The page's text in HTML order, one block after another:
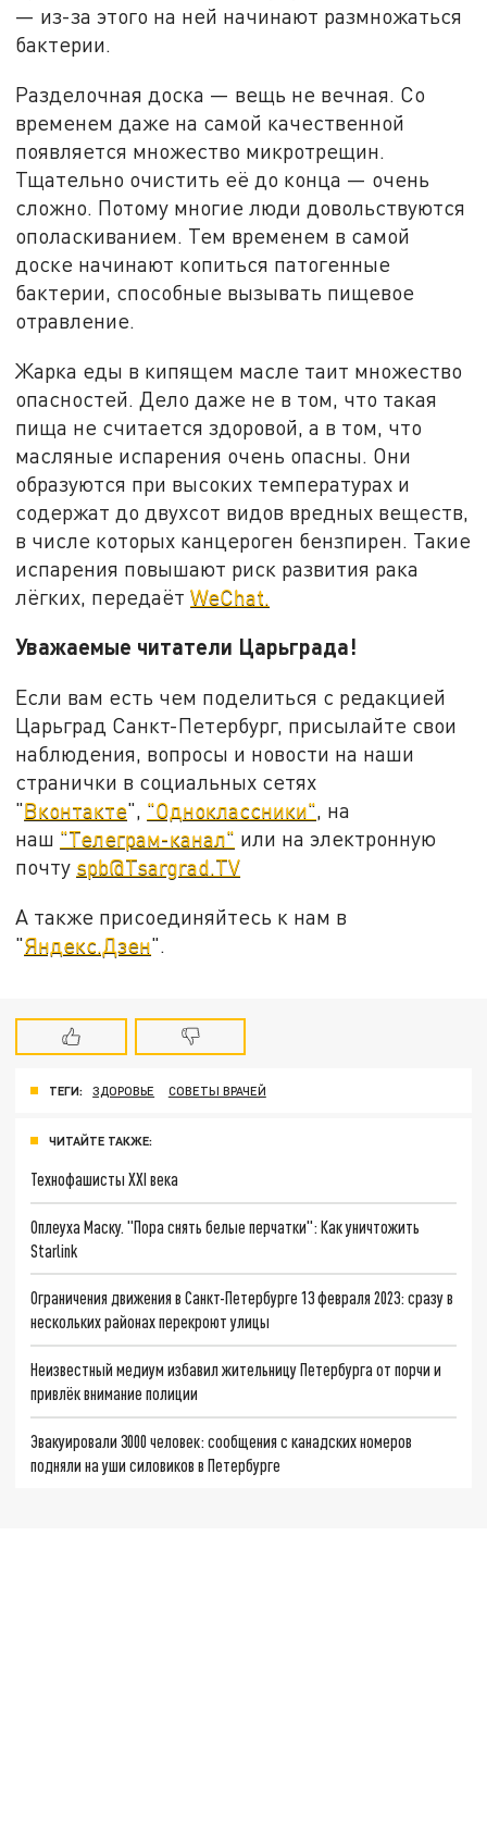
— из-за этого на ней начинают размножаться
бактерии.
Разделочная доска — вещь не вечная. Со
временем даже на самой качественной
появляется множество микротрещин.
Тщательно очистить её до конца — очень
сложно. Потому многие люди довольствуются
ополаскиванием. Тем временем в самой
доске начинают копиться патогенные
бактерии, способные вызывать пищевое
отравление.
Жарка еды в кипящем масле таит множество
опасностей. Дело даже не в том, что такая
пища не считается здоровой, а в том, что
масляные испарения очень опасны. Они
образуются при высоких температурах и
содержат до двухсот видов вредных веществ,
в числе которых канцероген бензпирен. Такие
испарения повышают риск развития рака
лёгких, передаётWeChat.
Уважаемые читатели Царьграда!
Если вам есть чем поделиться с редакцией
Царьград Санкт-Петербург, присылайте свои
наблюдения, вопросы и новости на наши
странички в социальных сетях
"Вконтакте", "Одноклассники", на
наш "Телеграм-канал" или на электронную
почту spb@Tsargrad.TV
А также присоединяйтесь к нам в
"Яндекс.Дзен".
ТЕГИ: ЗДОРОВЬЕ СОВЕТЫ ВРАЧЕЙ
ЧИТАЙТЕ ТАКЖЕ:
Технофашисты XXI века
Оплеуха Маску. "Пора снять белые перчатки": Как уничтожить
Starlink
Ограничения движения в Санкт-Петербурге 13 февраля 2023: сразу в
нескольких районах перекроют улицы
Неизвестный медиум избавил жительницу Петербурга от порчи и
привлёк внимание полиции
Эвакуировали 3000 человек: сообщения с канадских номеров
подняли на уши силовиков в Петербурге